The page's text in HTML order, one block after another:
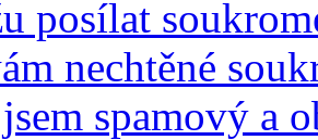
posílat
nechtěné
spamový a